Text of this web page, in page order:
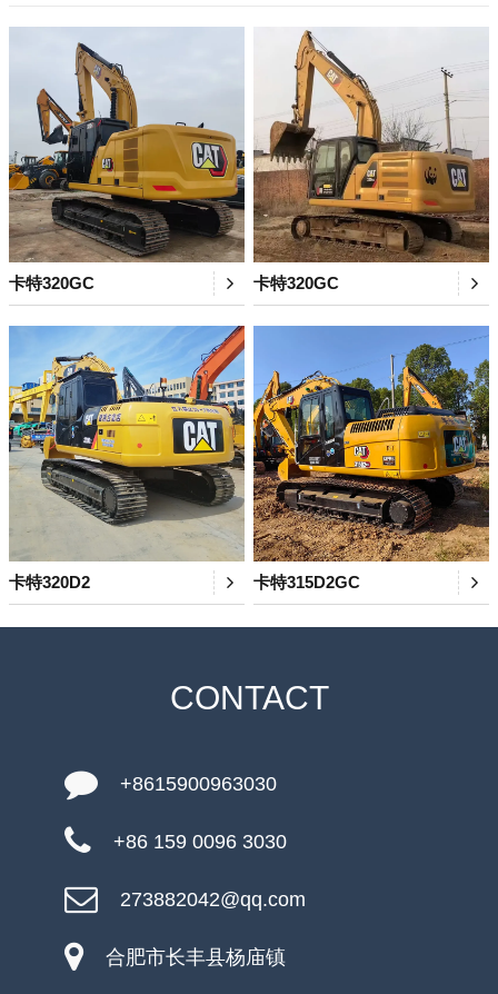
卡特320GC 卡特320GC
卡特320D2 卡特315D2GC
CONTACT
+8615900963030
+86 159 0096 3030
273882042@qq.com
合肥市长丰县杨庙镇